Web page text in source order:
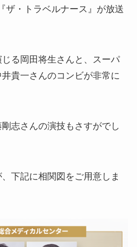
ザ・トラベルナース』が放送
じる岡田将生さんと、スーパ
貴一さんのコンビが非常に
志さんの演技もさすがでし
下記に相関図をご用意しま